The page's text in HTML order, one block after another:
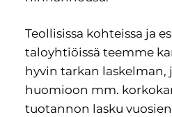
Teollisissa kohteissa ja
taloyhtiöissä teemme
hyvin tarkan laskelman,
huomioon mm.
tuotannon lasku vuosien